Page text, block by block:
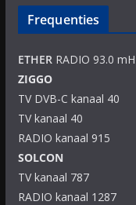
Frequenties
ETHERRADIO 93.0
ZIGGO
TV DVB-C kanaal 40
TV kanaal 40
RADIO kanaal 915
SOLCON
TV kanaal 787
RADIO kanaal 1287